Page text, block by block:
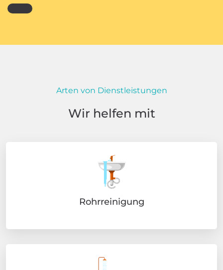
Arten von Dienstleistungen
Wir helfen mit
Rohrreinigung